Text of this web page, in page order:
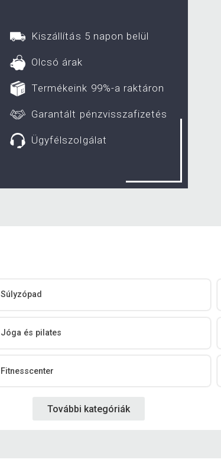
Kiszállítás 5 napon belül
Olcsó árak
Termékeink 99%-a raktáron
Garantált pénzvisszafizetés
Ügyfélszolgálat
Súlyzópad
Jóga és pilates
Fitnesscenter
További kategóriák